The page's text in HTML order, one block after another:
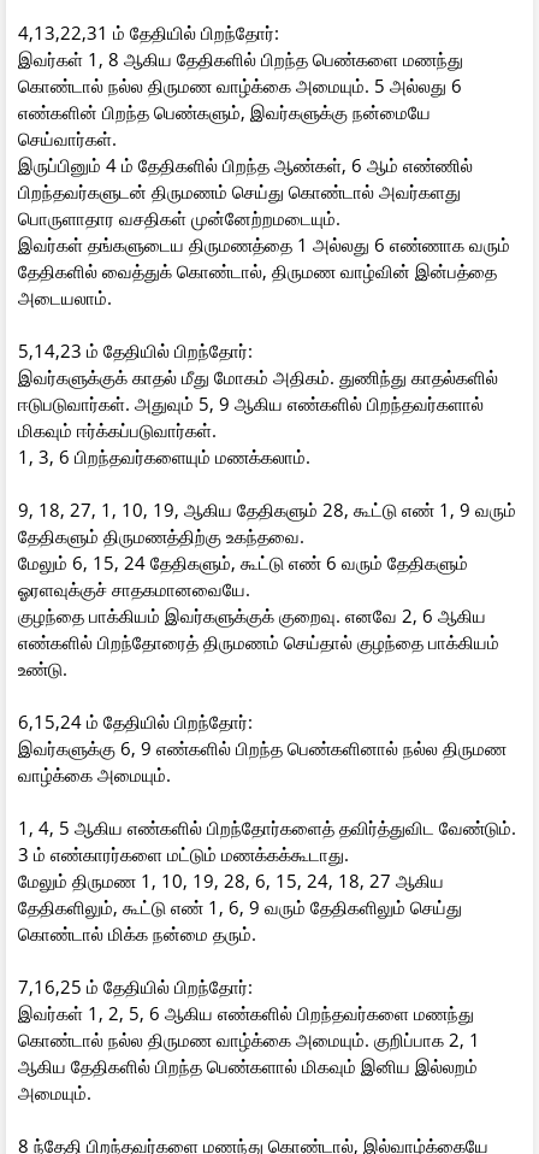
4,13,22,31 ம் தேதியில் பிறந்தோர்:
இவர்கள் 1, 8 ஆகிய தேதிகளில் பிறந்த பெண்களை மணந்து
கொண்டால் நல்ல திருமண வாழ்க்கை அமையும். 5 அல்லது 6
எண்களின் பிறந்த பெண்களும், இவர்களுக்கு நன்மையே
செய்வார்கள்.
இருப்பினும் 4 ம் தேதிகளில் பிறந்த ஆண்கள், 6 ஆம் எண்ணில்
பிறந்தவர்களுடன் திருமணம் செய்து கொண்டால் அவர்களது
பொருளாதார வசதிகள் முன்னேற்றமடையும்.
இவர்கள் தங்களுடைய திருமணத்தை 1 அல்லது 6 எண்ணாக வரும்
தேதிகளில் வைத்துக் கொண்டால், திருமண வாழ்வின் இன்பத்தை
அடையலாம்.
5,14,23 ம் தேதியில் பிறந்தோர்:
இவர்களுக்குக் காதல் மீது மோகம் அதிகம். துணிந்து காதல்களில்
ஈடுபடுவார்கள். அதுவும் 5, 9 ஆகிய எண்களில் பிறந்தவர்களால்
மிகவும் ஈர்க்கப்படுவார்கள்.
1, 3, 6 பிறந்தவர்களையும் மணக்கலாம்.
9, 18, 27, 1, 10, 19, ஆகிய தேதிகளும் 28, கூட்டு எண் 1, 9 வரும்
தேதிகளும் திருமணத்திற்கு உகந்தவை.
மேலும் 6, 15, 24 தேதிகளும், கூட்டு எண் 6 வரும் தேதிகளும்
ஓரளவுக்குச் சாதகமானவையே.
குழந்தை பாக்கியம் இவர்களுக்குக் குறைவு. எனவே 2, 6 ஆகிய
எண்களில் பிறந்தோரைத் திருமணம் செய்தால் குழந்தை பாக்கியம்
உண்டு.
6,15,24 ம் தேதியில் பிறந்தோர்:
இவர்களுக்கு 6, 9 எண்களில் பிறந்த பெண்களினால் நல்ல திருமண
வாழ்க்கை அமையும்.
1, 4, 5 ஆகிய எண்களில் பிறந்தோர்களைத் தவிர்த்துவிட வேண்டும்.
3 ம் எண்காரர்களை மட்டும் மணக்கக்கூடாது.
மேலும் திருமண 1, 10, 19, 28, 6, 15, 24, 18, 27 ஆகிய
தேதிகளிலும், கூட்டு எண் 1, 6, 9 வரும் தேதிகளிலும் செய்து
கொண்டால் மிக்க நன்மை தரும்.
7,16,25 ம் தேதியில் பிறந்தோர்:
இவர்கள் 1, 2, 5, 6 ஆகிய எண்களில் பிறந்தவர்களை மணந்து
கொண்டால் நல்ல திருமண வாழ்க்கை அமையும். குறிப்பாக 2, 1
ஆகிய தேதிகளில் பிறந்த பெண்களால் மிகவும் இனிய இல்லறம்
அமையும்.
8 ந்தேதி பிறந்தவர்களை மணந்து கொண்டால், இல்வாழ்க்கையே